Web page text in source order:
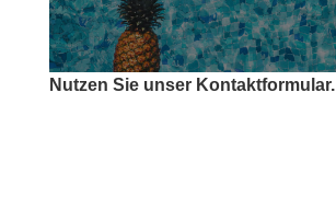
Nutzen Sie unser Kontaktformular.